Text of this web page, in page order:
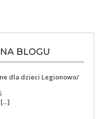
BLOGU
dla dzieci Legionowo/
[…]